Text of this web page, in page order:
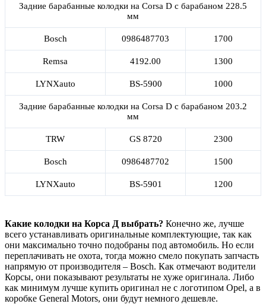
Задние барабанные колодки на Corsa D с барабаном 228.5
мм
Bosch 0986487703 1700
Remsa 4192.00 1300
LYNXauto BS-5900 1000
Задние барабанные колодки на Corsa D с барабаном 203.2
мм
TRW GS 8720 2300
Bosch 0986487702 1500
LYNXauto BS-5901 1200
Какие колодки на Корса Д выбрать? Конечно же, лучше
всего устанавливать оригинальные комплектующие, так как
они максимально точно подобраны под автомобиль. Но если
переплачивать не охота, тогда можно смело покупать запчасть
напрямую от производителя – Bosch. Как отмечают водители
Корсы, они показывают результаты не хуже оригинала. Либо
как минимум лучше купить оригинал не с логотипом Opel, а в
коробке General Motors, они будут немного дешевле.